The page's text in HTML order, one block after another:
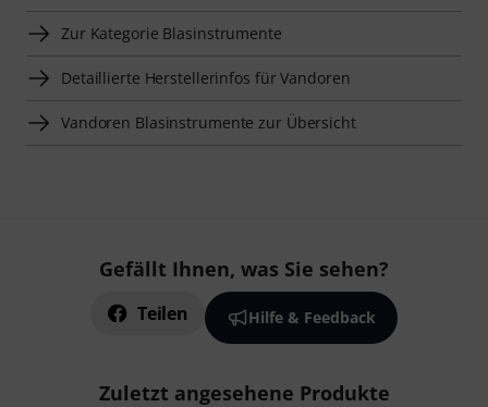
Zur Kategorie Blasinstrumente
Detaillierte Herstellerinfos für Vandoren
Vandoren Blasinstrumente zur Übersicht
Gefällt Ihnen, was Sie sehen?
Teilen Hilfe & Feedback
Zuletzt angesehene Produkte